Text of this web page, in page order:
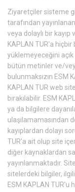
Ziyaretçiler sisteme
tarafından
veya dolaylı bir
KAPLAN TUR'a
yüklemeyeceğini
bütün metinler ve/
bulunmaksızın ESM
KAPLAN TUR web
bırakılabilir. ESM
ya da bilgilere
ulaşılamamasından
kayıplardan dolayı
TUR'a ait olup site
diğer kaynaklardan
yayınlanmaktadır.
sitelerdeki bilgiler,
ESM KAPLAN